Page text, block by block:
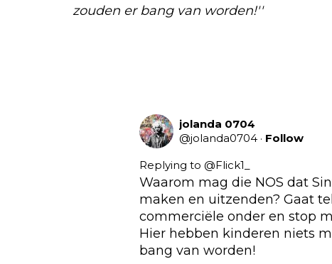
zouden er bang van worden!''
jolanda 0704
@jolanda0704 · Follow
Replying to @Flick1_
Waarom mag die NOS dat
maken en uitzenden? Gaat
commerciële onder en stop
Hier hebben kinderen niets
bang van worden!